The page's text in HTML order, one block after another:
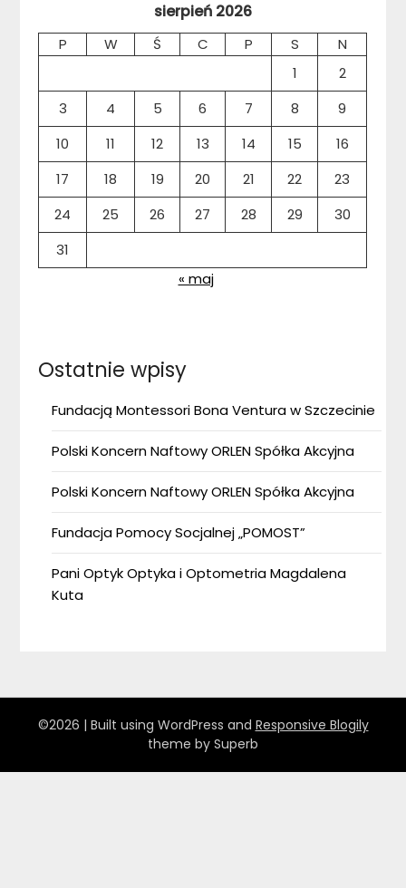
sierpień 2026
P W Ś C P S
N
1
2
3
4 5 6 7 8
9
10
11 12 13 14 15
16
17
18 19 20 21 22
23
24
25 26 27 28 29
30
31
« maj
Ostatnie wpisy
Fundacją Montessori Bona Ventura w Szczecinie
Polski Koncern Naftowy ORLEN Spółka Akcyjna
Polski Koncern Naftowy ORLEN Spółka Akcyjna
Fundacja Pomocy Socjalnej „POMOST”
Pani Optyk Optyka i Optometria Magdalena
Kuta
©2026 | Built using WordPress and Responsive Blogily
theme by Superb